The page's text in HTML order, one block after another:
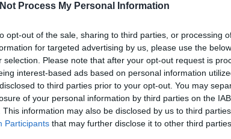
Process My Personal Information
opt-out of the sale, sharing to third parties, or processing
for targeted advertising by us, please use the
selection. Please note that after your opt-out request is
interest-based ads based on personal information
to third parties prior to your opt-out. You may
of your personal information by third parties on the
This information may also be disclosed by us to third
Participants that may further disclose it to other third